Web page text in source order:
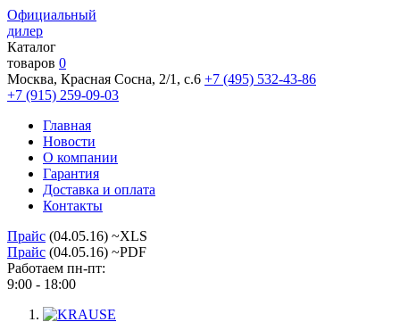
Официальный
дилер
Каталог
товаров 0
Москва, Красная Сосна, 2/1, с.6 +7 (495) 532-43-86
+7 (915) 259-09-03
Главная
Новости
О компании
Гарантия
Доставка и оплата
Контакты
Прайс (04.05.16) ~XLS
Прайс (04.05.16) ~PDF
Работаем пн-пт:
9:00 - 18:00